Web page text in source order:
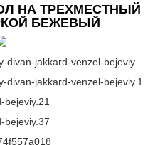
НА ТРЕХМЕСТНЫЙ
БЕЖЕВЫЙ